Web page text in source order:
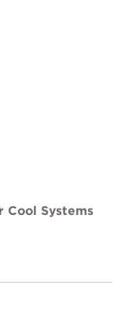
Cool Systems